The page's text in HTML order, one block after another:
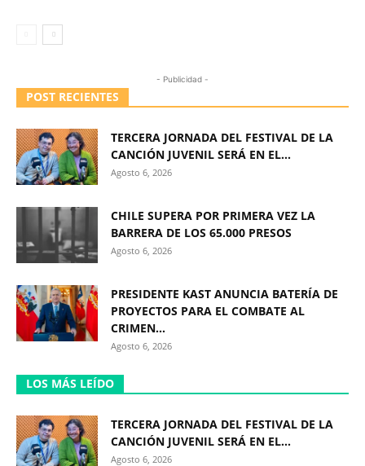
- Publicidad -
POST RECIENTES
TERCERA JORNADA DEL FESTIVAL DE LA
CANCIÓN JUVENIL SERÁ EN EL...
Agosto 6, 2026
CHILE SUPERA POR PRIMERA VEZ LA
BARRERA DE LOS 65.000 PRESOS
Agosto 6, 2026
PRESIDENTE KAST ANUNCIA BATERÍA DE
PROYECTOS PARA EL COMBATE AL
CRIMEN...
Agosto 6, 2026
LOS MÁS LEÍDO
TERCERA JORNADA DEL FESTIVAL DE LA
CANCIÓN JUVENIL SERÁ EN EL...
Agosto 6, 2026